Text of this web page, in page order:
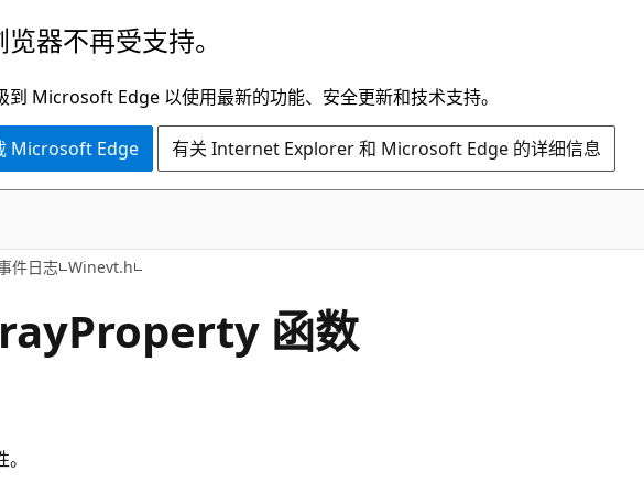
览器不再受支持。
到 Microsoft Edge 以使用最新的功能、安全更新和技术支持。
Microsoft Edge 有关 Internet Explorer 和 Microsoft Edge 的详细信息
件日志 Winevt.h
函数